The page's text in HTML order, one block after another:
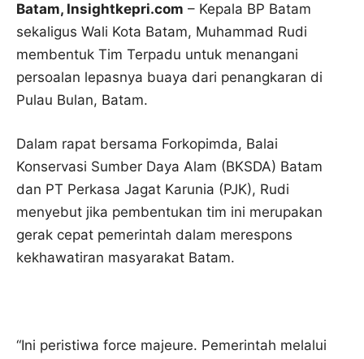
Batam, Insightkepri.com – Kepala BP Batam
sekaligus Wali Kota Batam, Muhammad Rudi
membentuk Tim Terpadu untuk menangani
persoalan lepasnya buaya dari penangkaran di
Pulau Bulan, Batam.
Dalam rapat bersama Forkopimda, Balai
Konservasi Sumber Daya Alam (BKSDA) Batam
dan PT Perkasa Jagat Karunia (PJK), Rudi
menyebut jika pembentukan tim ini merupakan
gerak cepat pemerintah dalam merespons
kekhawatiran masyarakat Batam.
“Ini peristiwa force majeure. Pemerintah melalui